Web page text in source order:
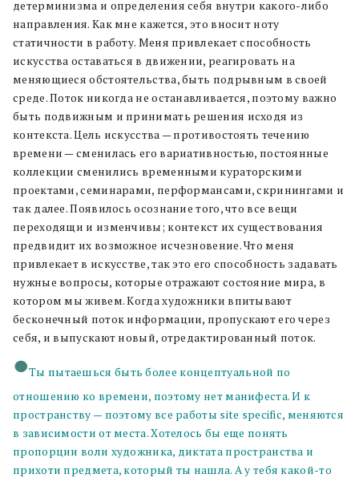
детерминизма и определения себя внутри какого-либо
направления. Как мне кажется, это вносит ноту
статичности в работу. Меня привлекает способность
искусства оставаться в движении, реагировать на
меняющиеся обстоятельства, быть подрывным в своей
среде. Поток никогда не останавливается, поэтому важно
быть подвижным и принимать решения исходя из
контекста. Цель искусства — противостоять течению
времени — сменилась его вариативностью, постоянные
коллекции сменились временными кураторскими
проектами, семинарами, перформансами, скринингами и
так далее. Появилось осознание того, что все вещи
переходящи и изменчивы; контекст их существования
предвидит их возможное исчезновение. Что меня
привлекает в искусстве, так это его способность задавать
нужные вопросы, которые отражают состояние мира, в
котором мы живем. Когда художники впитывают
бесконечный поток информации, пропускают его через
себя, и выпускают новый, отредактированный поток.
Ты пытаешься быть более концептуальной по
отношению ко времени, поэтому нет манифеста. И к
пространству — поэтому все работы site specific, меняются
в зависимости от места. Хотелось бы еще понять
пропорции воли художника, диктата пространства и
прихоти предмета, который ты нашла. А у тебя какой-то